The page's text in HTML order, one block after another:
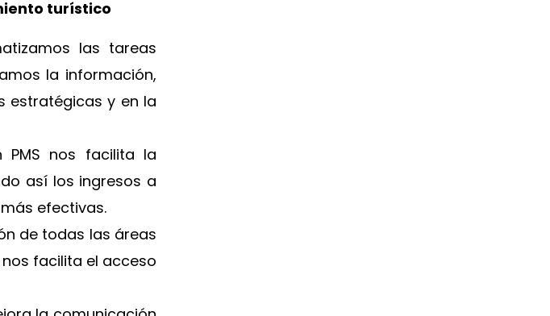
turístico
las tareas
la información,
estratégicas y en la
PMS nos facilita la
así los ingresos a
efectivas.
de todas las áreas
facilita el acceso